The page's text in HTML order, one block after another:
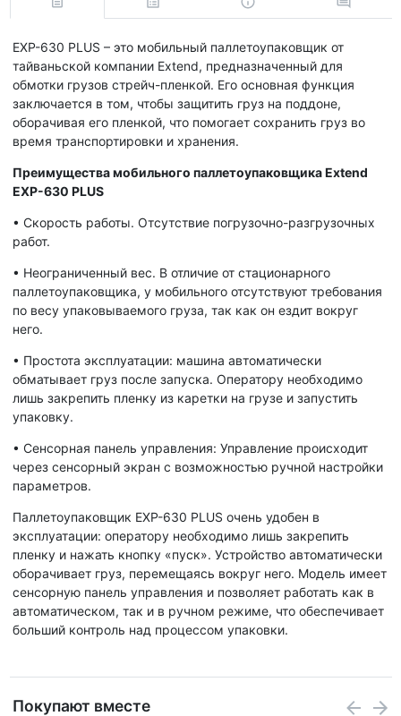
EXP-630 PLUS – это мобильный паллетоупаковщик от
тайваньской компании Extend, предназначенный для
обмотки грузов стрейч-пленкой. Его основная функция
заключается в том, чтобы защитить груз на поддоне,
оборачивая его пленкой, что помогает сохранить груз во
время транспортировки и хранения.
Преимущества мобильного паллетоупаковщика Extend
EXP-630 PLUS
• Скорость работы. Отсутствие погрузочно-разгрузочных
работ.
• Неограниченный вес. В отличие от стационарного
паллетоупаковщика, у мобильного отсутствуют требования
по весу упаковываемого груза, так как он ездит вокруг
него.
• Простота эксплуатации: машина автоматически
обматывает груз после запуска. Оператору необходимо
лишь закрепить пленку из каретки на грузе и запустить
упаковку.
• Сенсорная панель управления: Управление происходит
через сенсорный экран с возможностью ручной настройки
параметров.
Паллетоупаковщик EXP-630 PLUS очень удобен в
эксплуатации: оператору необходимо лишь закрепить
пленку и нажать кнопку «пуск». Устройство автоматически
оборачивает груз, перемещаясь вокруг него. Модель имеет
сенсорную панель управления и позволяет работать как в
автоматическом, так и в ручном режиме, что обеспечивает
больший контроль над процессом упаковки.
Покупают вместе